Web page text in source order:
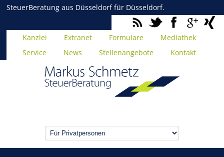
SteuerBeratung aus Düsseldorf für Düsseldorf.
Kanzlei Extranet Formulare
Mediathek
Service
News Stellenangebote Kontakt